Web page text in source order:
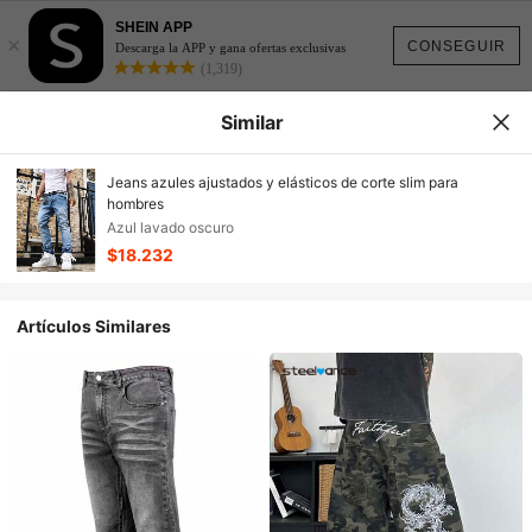
CONSEGUIR
×
SHEIN APP
Descarga la APP y gana ofertas exclusivas
(1,319)
Similar
Jeans azules ajustados y elásticos de corte slim para
hombres
Azul lavado oscuro
$18.232
Artículos Similares